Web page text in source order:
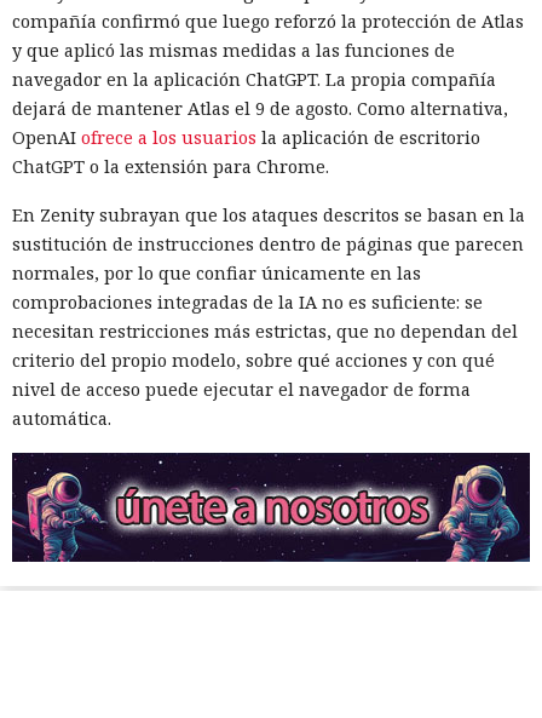
compañía confirmó que luego reforzó la protección de Atlas
y que aplicó las mismas medidas a las funciones de
navegador en la aplicación ChatGPT. La propia compañía
dejará de mantener Atlas el 9 de agosto. Como alternativa,
OpenAI ofrece a los usuarios la aplicación de escritorio
ChatGPT o la extensión para Chrome.
En Zenity subrayan que los ataques descritos se basan en la
sustitución de instrucciones dentro de páginas que parecen
normales, por lo que confiar únicamente en las
comprobaciones integradas de la IA no es suficiente: se
necesitan restricciones más estrictas, que no dependan del
criterio del propio modelo, sobre qué acciones y con qué
nivel de acceso puede ejecutar el navegador de forma
automática.